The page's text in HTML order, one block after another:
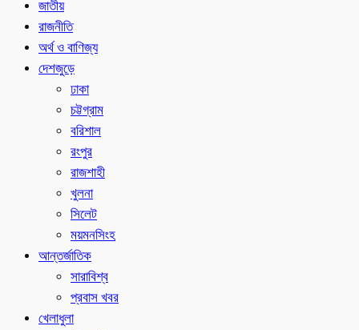
জাতীয়
রাজনীতি
অর্থ ও বাণিজ্য
দেশজুড়ে
ঢাকা
চট্টগ্রাম
বরিশাল
রংপুর
রাজশাহী
খুলনা
সিলেট
ময়মনসিংহ
আন্তর্জাতিক
সারাবিশ্ব
প্রবাস খবর
খেলাধুলা